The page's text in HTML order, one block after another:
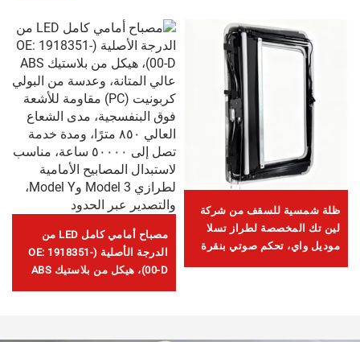
ظلة شمسية للسقف من شركة
لين تك المخصصة لطراز تسلا
موديل واي، تحكم صوتي بنقرة
مصباح أمامي كامل LED من
الدرجة الأصلية (OE: 1918351-
00-D)، هيكل من بلاستيك ABS